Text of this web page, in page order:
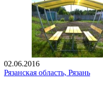
02.06.2016
Рязанская область, Рязань